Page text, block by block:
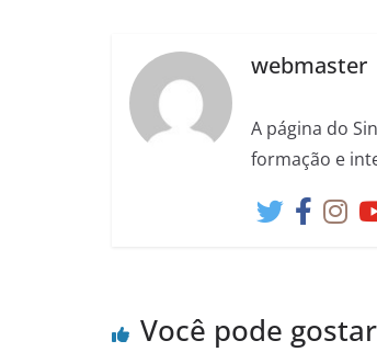
webmaster
A página do
formação e
Você pode